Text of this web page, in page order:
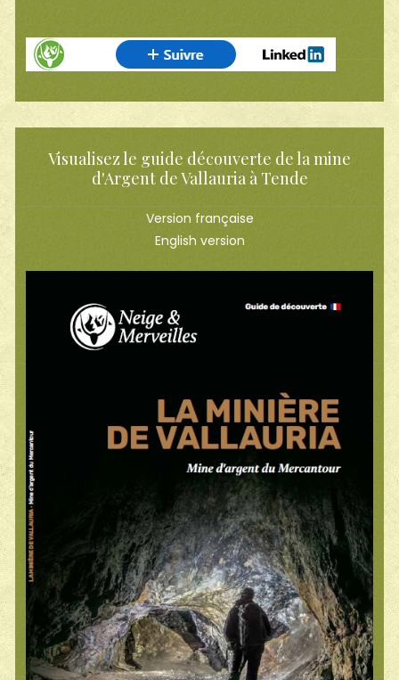
Visualisez le guide découverte de la mine
d'Argent de Vallauria à Tende
Version française
English version